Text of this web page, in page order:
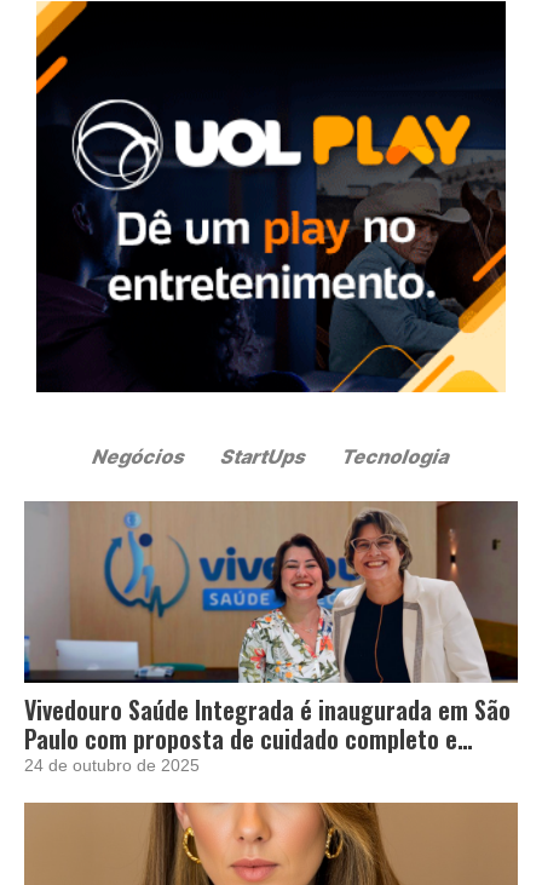
Vivedouro Saúde Integrada é inaugurada em São
Paulo com proposta de cuidado completo e
acolhedor
24 de outubro de 2025